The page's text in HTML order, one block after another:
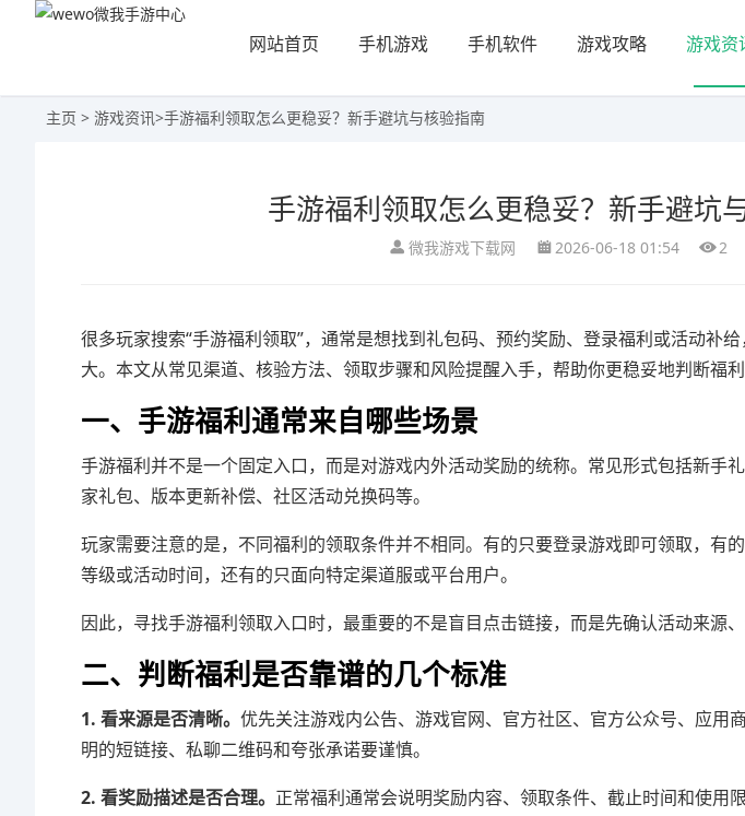
网站首页 手机游戏 手机软件 游戏攻略 游戏资
主页 > 游戏资讯>手游福利领取怎么更稳妥？新手避坑与核验指南
手游福利领取怎么更稳妥？新手避坑
微我游戏下载网 2026-06-18 01:54 2
很多玩家搜索“手游福利领取”，通常是想找到礼包码、预约奖励、登录福利或活动补
大。本文从常见渠道、核验方法、领取步骤和风险提醒入手，帮助你更稳妥地判断福
一、手游福利通常来自哪些场景
手游福利并不是一个固定入口，而是对游戏内外活动奖励的统称。常见形式包括新手
家礼包、版本更新补偿、社区活动兑换码等。
玩家需要注意的是，不同福利的领取条件并不相同。有的只要登录游戏即可领取，有
等级或活动时间，还有的只面向特定渠道服或平台用户。
因此，寻找手游福利领取入口时，最重要的不是盲目点击链接，而是先确认活动来源
二、判断福利是否靠谱的几个标准
1. 看来源是否清晰。 优先关注游戏内公告、游戏官网、官方社区、官方公众号、应用
明的短链接、私聊二维码和夸张承诺要谨慎。
2. 看奖励描述是否合理。 正常福利通常会说明奖励内容、领取条件、截止时间和使用